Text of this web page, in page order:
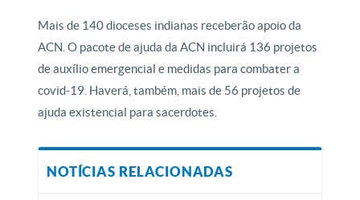
Mais de 140 dioceses indianas receberão apoio da
ACN. O pacote de ajuda da ACN incluirá 136 projetos
de auxílio emergencial e medidas para combater a
covid-19. Haverá, também, mais de 56 projetos de
ajuda existencial para sacerdotes.
NOTÍCIAS RELACIONADAS